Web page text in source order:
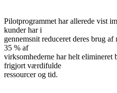
Pilotprogrammet har allerede vist
kunder har i
gennemsnit reduceret deres brug
35 % af
virksomhederne har helt elimineret
frigjort værdifulde
ressourcer og tid.